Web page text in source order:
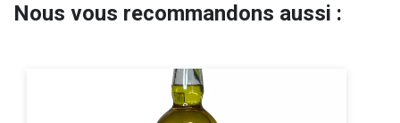
Nous vous recommandons aussi :